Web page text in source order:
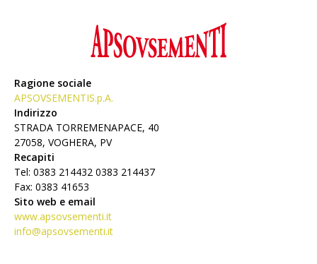
Ragione sociale
APSOVSEMENTIS.p.A.
Indirizzo
STRADA TORREMENAPACE, 40
27058, VOGHERA, PV
Recapiti
Tel: 0383 214432 0383 214437
Fax: 0383 41653
Sito web e email
www.apsovsementi.it
info@apsovsementi.it